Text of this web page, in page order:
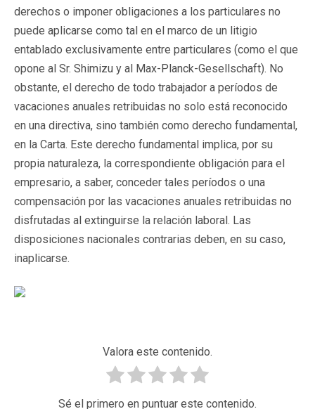
derechos o imponer obligaciones a los particulares no
puede aplicarse como tal en el marco de un litigio
entablado exclusivamente entre particulares (como el que
opone al Sr. Shimizu y al Max-Planck-Gesellschaft). No
obstante, el derecho de todo trabajador a períodos de
vacaciones anuales retribuidas no solo está reconocido
en una directiva, sino también como derecho fundamental,
en la Carta. Este derecho fundamental implica, por su
propia naturaleza, la correspondiente obligación para el
empresario, a saber, conceder tales períodos o una
compensación por las vacaciones anuales retribuidas no
disfrutadas al extinguirse la relación laboral. Las
disposiciones nacionales contrarias deben, en su caso,
inaplicarse.
Valora este contenido.
Sé el primero en puntuar este contenido.